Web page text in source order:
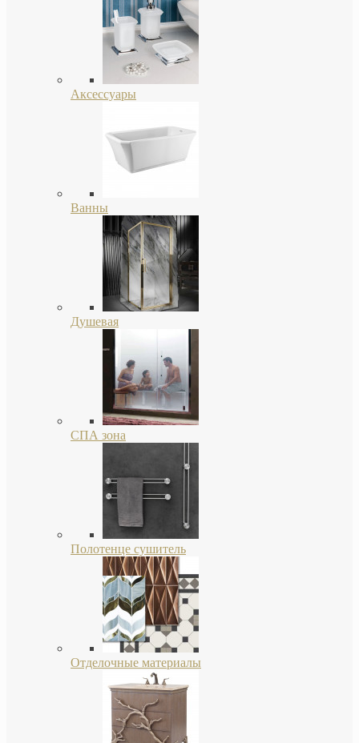
Аксессуары
Ванны
Душевая
СПА зона
Полотенце сушитель
Отделочные материалы